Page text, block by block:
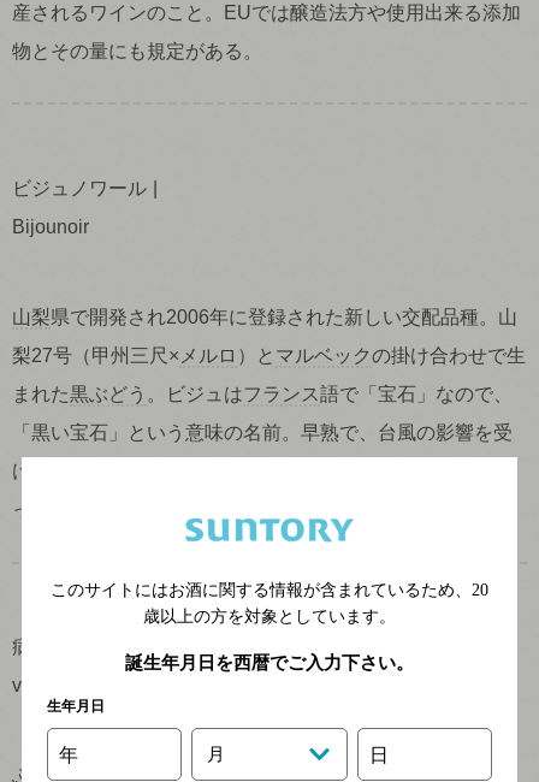
産されるワインのこと。EUでは醸造法方や使用出来る添加
物とその量にも規定がある。
ビジュノワール
Bijounoir
山梨県で開発され2006年に登録された新しい交配品種。山
梨27号（甲州三尺× メルロ ）と マルベックの掛け合わせで生
まれた黒ぶどう 。ビジュはフランス語で「宝石」なので、
「黒い宝石」という意味の名前。早熟で、台風の影響を受
けにくい
っかりとした
病害
vine disease
ぶどうの病害としてはカビ系と細菌系とウィルス系などが
このサイトにはお酒に関する情報が含まれているため、 20
歳以上の方を対象としています。
誕生年月日を西暦でご入力下さい。
生年月日
年 月 日